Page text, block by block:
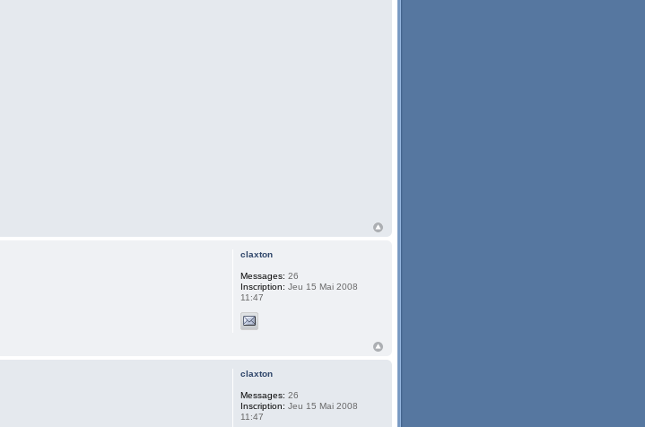
claxton
Messages: 26
Inscription: Jeu 15 Mai 2008
11:47
claxton
Messages: 26
Inscription: Jeu 15 Mai 2008
11:47